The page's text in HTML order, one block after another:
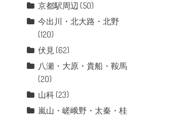
京都駅周辺 (50)
今出川・北大路・北野
(120)
伏見 (62)
八瀬・大原・貴船・鞍馬
(20)
山科 (23)
嵐山・嵯峨野・太秦・桂